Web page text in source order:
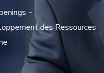
des Ressources